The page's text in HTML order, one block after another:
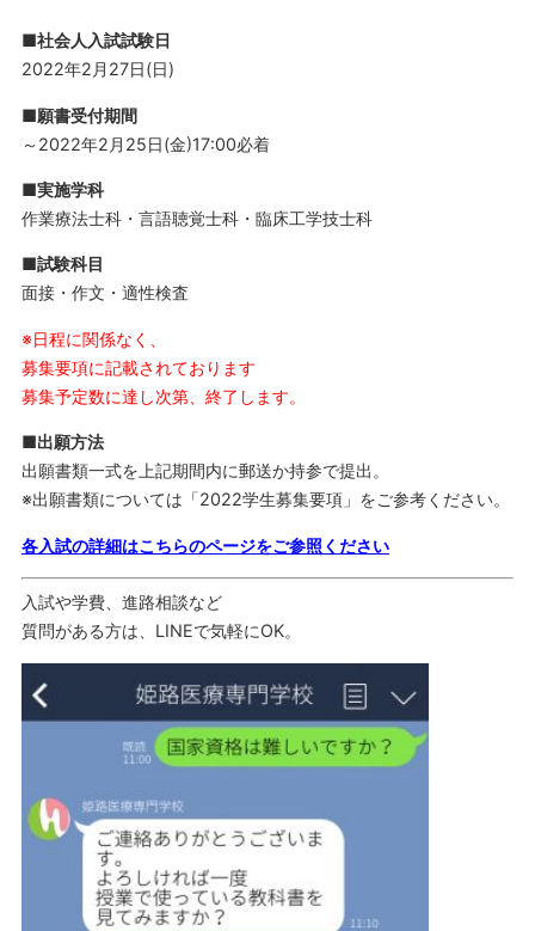
■社会人入試試験日
2022年2月27日(日)
■願書受付期間
～2022年2月25日(金)17:00必着
■実施学科
作業療法士科・言語聴覚士科・臨床工学技士科
■試験科目
面接・作文・適性検査
※日程に関係なく、
募集要項に記載されております
募集予定数に達し次第、終了します。
■出願方法
出願書類一式を上記期間内に郵送か持参で提出。
※出願書類については「2022学生募集要項」をご参考ください。
各入試の詳細はこちらのページをご参照ください
入試や学費、進路相談など
質問がある方は、LINEで気軽にOK。